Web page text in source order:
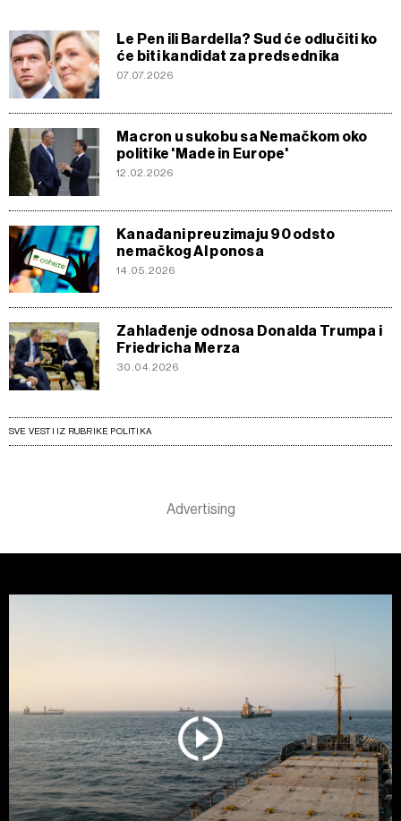
Le Pen ili Bardella? Sud će odlučiti ko
će biti kandidat za predsednika
07.07.2026
Macron u sukobu sa Nemačkom oko
politike 'Made in Europe'
12.02.2026
Kanađani preuzimaju 90 odsto
nemačkog AI ponosa
14.05.2026
Zahlađenje odnosa Donalda Trumpa i
Friedricha Merza
30.04.2026
SVE VESTI IZ RUBRIKE POLITIKA